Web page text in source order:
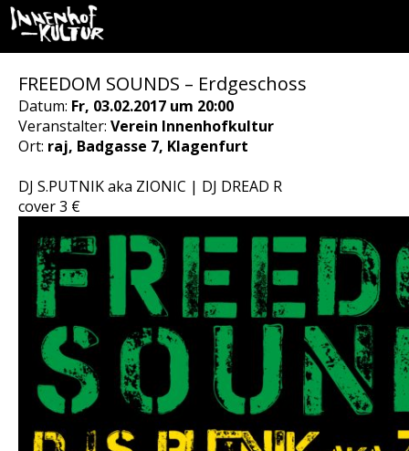
FREEDOM SOUNDS – Erdgeschoss
Datum: Fr, 03.02.2017 um 20:00
Veranstalter: Verein Innenhofkultur
Ort: raj, Badgasse 7, Klagenfurt
DJ S.PUTNIK aka ZIONIC | DJ DREAD R
cover 3 €